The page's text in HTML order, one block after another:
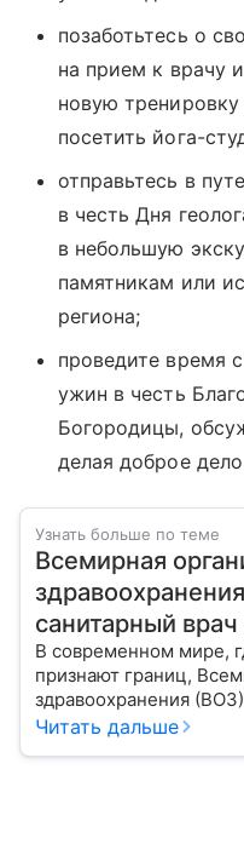
позаботьтесь о
на прием к врачу
новую
посетить йога-
отправьтесь в
в честь Дня
в небольшую
памятникам или
региона;
проведите время
ужин в честь
Богородицы,
делая доброе
Узнать больше по теме
Всемирная
санитарный
В современном мире,
признают границ,
здравоохранения
координатором
миллиардов людей.
Читать дальше